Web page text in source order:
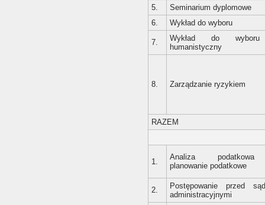
5.
Seminarium dyplomowe
6.
Wykład do wyboru
7.
Wykład do
humanistyczny
8. Zarządzanie ryzykiem
RAZEM
1.
Analiza
planowanie podatkowe
2.
Postępowanie przed
administracyjnymi